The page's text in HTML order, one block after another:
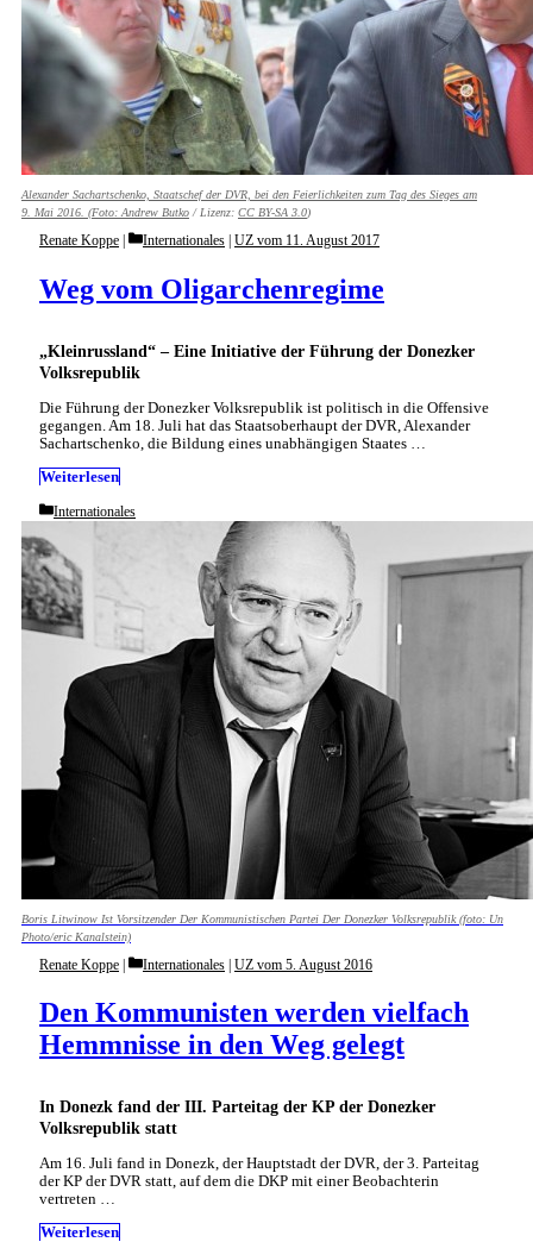
Alexander Sachartschenko, Staatschef der DVR, bei den Feierlichkeiten zum Tag des Sieges am
9. Mai 2016. (Foto:Andrew Butko/ Lizenz: CC BY-SA 3.0)
„Kleinrussland“ – Eine Initiative der Führung der Donezker
Volksrepublik
Weg vom Oligarchenregime
Renate Koppe Categories
Internationales UZ vom 11. August 2017
Die Führung der Donezker Volksrepublik ist politisch in die Offensive
gegangen. Am 18. Juli hat das Staatsoberhaupt der DVR, Alexander
Sachartschenko, die Bildung eines unabhängigen Staates …
Weiterlesen
Categories
Internationales
Boris Litwinow Ist Vorsitzender Der Kommunistischen Partei Der Donezker Volksrepublik (foto: Un
Photo/eric Kanalstein)
In Donezk fand der III. Parteitag der KP der Donezker
Volksrepublik statt
Den Kommunisten werden vielfach
Hemmnisse in den Weg gelegt
Renate Koppe Categories
Internationales | UZ vom 5. August 2016
Am 16. Juli fand in Donezk, der Hauptstadt der DVR, der 3. Parteitag
der KP der DVR statt, auf dem die DKP mit einer Beobachterin
vertreten …
Weiterlesen